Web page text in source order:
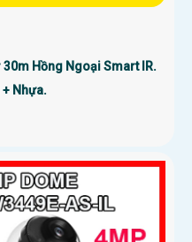
Hồng Ngoại Smart IR.
Nhựa.